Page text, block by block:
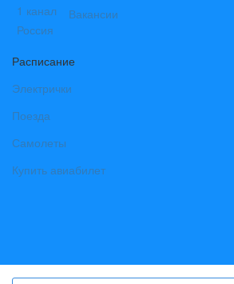
Вакансии
Расписание
Электрички
Поезда
Самолеты
Купить авиабилет